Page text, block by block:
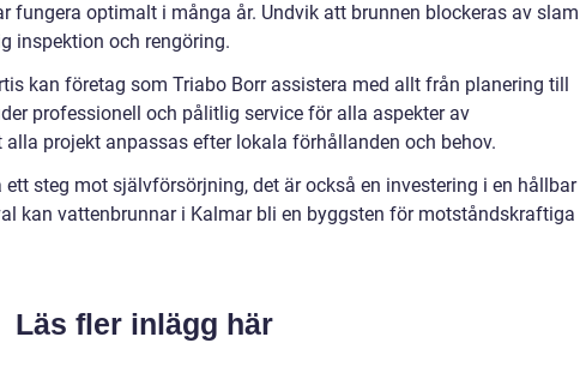
fungera optimalt i många år. Undvik att brunnen blockeras av slam
inspektion och rengöring.
kan företag som Triabo Borr assistera med allt från planering till
professionell och pålitlig service för alla aspekter av
projekt anpassas efter lokala förhållanden och behov.
steg mot självförsörjning, det är också en investering i en hållbar
kan vattenbrunnar i Kalmar bli en byggsten för motståndskraftiga
Läs fler inlägg här